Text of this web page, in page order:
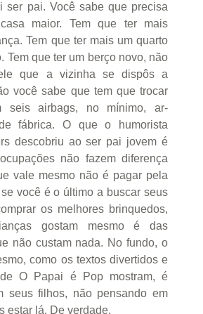
ser pai. Você sabe que precisa
maior. Tem que ter mais
Tem que ter mais um quarto
Tem que ter um berço novo, não
que a vizinha se dispôs a
você sabe que tem que trocar
seis airbags, no mínimo, ar-
fábrica. O que o humorista
descobriu ao ser pai jovem é
não fazem diferença
vale mesmo não é pagar pela
você é o último a buscar seus
os melhores brinquedos,
gostam mesmo é das
não custam nada. No fundo, o
como os textos divertidos e
de O Papai é Pop mostram, é
seus filhos, não pensando em
estar lá. De verdade.